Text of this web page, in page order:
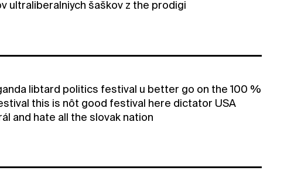
ultraliberalniych šaškov z the prodigi
libtard politics festival u better go on the 100 %
this is nôt good festival here dictator USA
and hate all the slovak nation